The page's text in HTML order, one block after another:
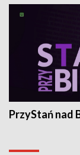
PrzyStań nad